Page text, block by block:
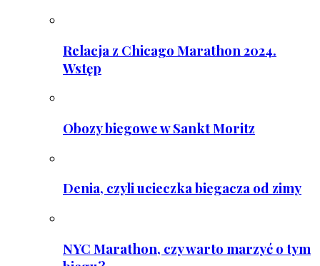
Relacja z Chicago Marathon 2024.
Wstęp
Obozy biegowe w Sankt Moritz
Denia, czyli ucieczka biegacza od zimy
NYC Marathon, czy warto marzyć o tym